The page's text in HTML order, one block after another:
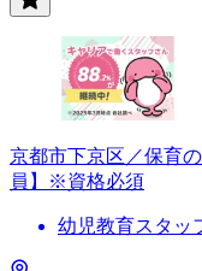
京都市下京区／保育
員】※資格必須
幼児教育スタッ